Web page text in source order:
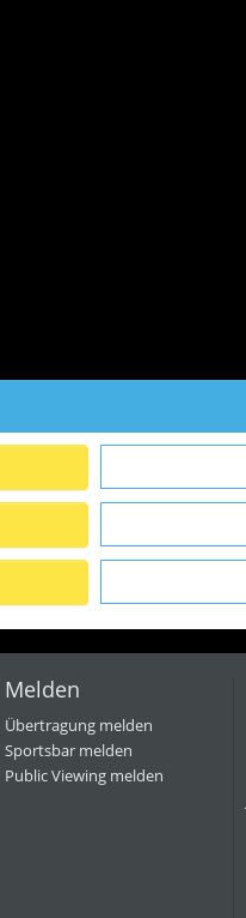
Melden
Übertragung melden
Sportsbar melden
Public Viewing melden